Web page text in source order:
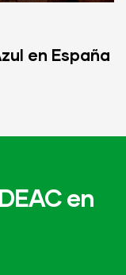
en España
en